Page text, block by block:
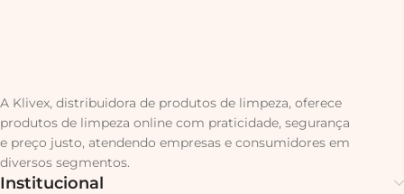
A Klivex, distribuidora de produtos de limpeza, oferece
produtos de limpeza online com praticidade, segurança
e preço justo, atendendo empresas e consumidores em
diversos segmentos.
Institucional